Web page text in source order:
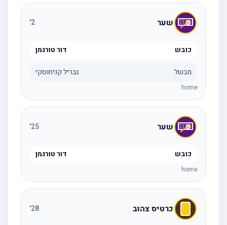
שער
כובש דור טורגמן
מבשל גבריל קניחוסקי
home
שער 25
'
כובש דור טורגמן
home
כרטיס צהוב 28
'